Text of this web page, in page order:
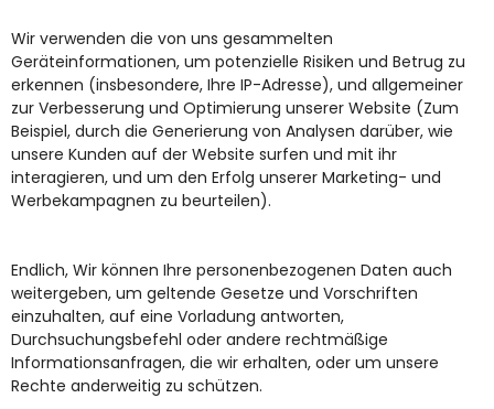
Wir verwenden die von uns gesammelten
Geräteinformationen, um potenzielle Risiken und Betrug zu
erkennen (insbesondere, Ihre IP-Adresse), und allgemeiner
zur Verbesserung und Optimierung unserer Website (Zum
Beispiel, durch die Generierung von Analysen darüber, wie
unsere Kunden auf der Website surfen und mit ihr
interagieren, und um den Erfolg unserer Marketing- und
Werbekampagnen zu beurteilen).
Endlich, Wir können Ihre personenbezogenen Daten auch
weitergeben, um geltende Gesetze und Vorschriften
einzuhalten, auf eine Vorladung antworten,
Durchsuchungsbefehl oder andere rechtmäßige
Informationsanfragen, die wir erhalten, oder um unsere
Rechte anderweitig zu schützen.